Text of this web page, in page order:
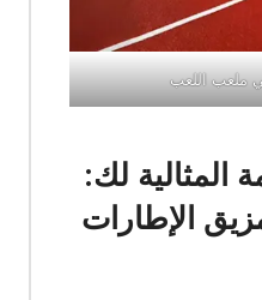
ملعب اللعب
المثالية لك:
الإطارات